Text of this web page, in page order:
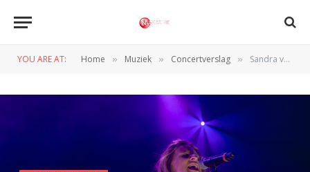
YOU ARE AT: Home » Muziek » Concertverslag » Sandra van Nieuwland (TivoliVredenburg – Utrecht, 18-12-2014)